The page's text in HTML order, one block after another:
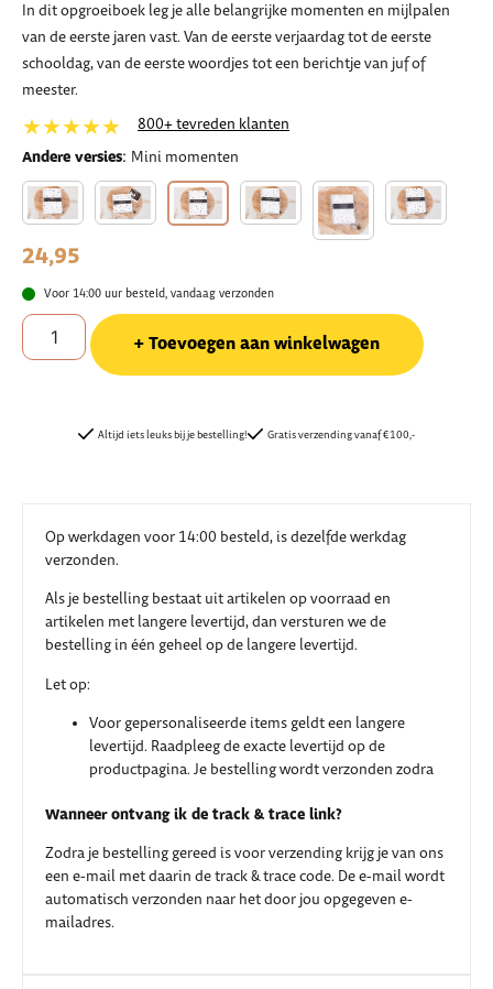
In dit opgroeiboek leg je alle belangrijke momenten en mijlpalen
van de eerste jaren vast. Van de eerste verjaardag tot de eerste
schooldag, van de eerste woordjes tot een berichtje van juf of
meester.
★★★★★ 800+ tevreden klanten
Andere versies: Mini momenten
24,95
Voor 14:00 uur besteld, vandaag verzonden
Toevoegen aan winkelwagen
Altijd iets leuks bij je bestelling! Gratis verzending vanaf €100,-
Op werkdagen voor 14:00 besteld, is dezelfde werkdag
verzonden.
Als je bestelling bestaat uit artikelen op voorraad en
artikelen met langere levertijd, dan versturen we de
bestelling in één geheel op de langere levertijd.
Let op:
Voor gepersonaliseerde items geldt een langere
levertijd. Raadpleeg de exacte levertijd op de
productpagina. Je bestelling wordt verzonden zodra
Wanneer ontvang ik de track & trace link?
Zodra je bestelling gereed is voor verzending krijg je van ons
een e-mail met daarin de track & trace code. De e-mail wordt
automatisch verzonden naar het door jou opgegeven e-
mailadres.